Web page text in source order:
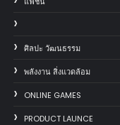
ศิลปะ วัฒนธรรม
พลังงาน สิ่งแวดล้อม
ONLINE GAMES
PRODUCT LAUNCE